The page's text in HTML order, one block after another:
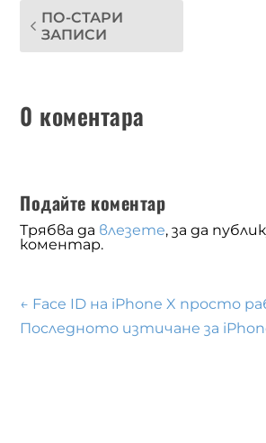
ПО-СТАРИ
ЗАПИСИ
0 коментара
Подайте коментар
Трябва да влезете, за да
коментар.
← Face ID на iPhone X просто
Последното изтичане за